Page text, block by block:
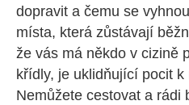
dopravit a čemu se
místa, která zůstávají
že vás má někdo v cizině
křídly, je uklidňující pocit k
Nemůžete cestovat a rádi